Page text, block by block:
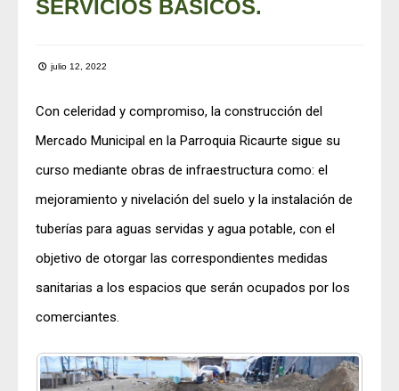
SERVICIOS BÁSICOS.
julio 12, 2022
Con celeridad y compromiso, la construcción del
Mercado Municipal en la Parroquia Ricaurte sigue su
curso mediante obras de infraestructura como: el
mejoramiento y nivelación del suelo y la instalación de
tuberías para aguas servidas y agua potable, con el
objetivo de otorgar las correspondientes medidas
sanitarias a los espacios que serán ocupados por los
comerciantes.